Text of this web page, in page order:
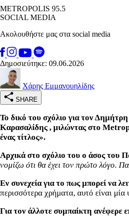
METROPOLIS 95.5
SOCIAL MEDIA
Ακολουθήστε μας στα social media
Δημοσιεύτηκε: 09.06.2026
Χάρης Εμμανουηλίδης
SHARE
Το δικό του σχόλιο για τον
Καρασαλίδης , μιλώντας στο
ένας τίτλος».
Αρχικά στο σχόλιο του ο άσος του
νομίζω ότι θα έχει τον πρώτο λόγο.
Εν συνεχεία για το πως μπορεί να
περισσότερα χρήματα, αυτό είναι
Για τον άλλοτε συμπαίκτη ανέφερε